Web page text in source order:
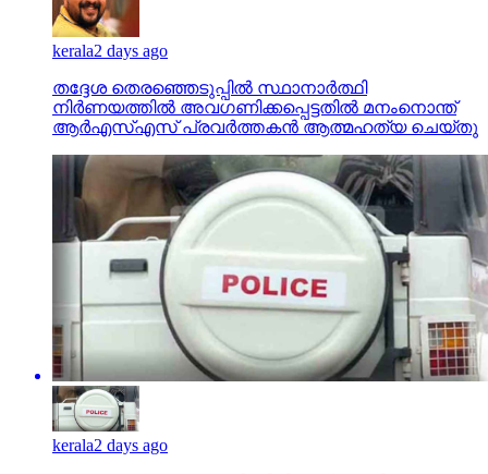
kerala2 days ago
തദ്ദേശ തെരഞ്ഞെടുപ്പില്‍ സ്ഥാനാര്‍ത്ഥി
നിര്‍ണയത്തില്‍ അവഗണിക്കപ്പെട്ടതില്‍ മനംനൊന്ത്
ആര്‍എസ്എസ് പ്രവര്‍ത്തകന്‍ ആത്മഹത്യ ചെയ്തു
kerala2 days ago